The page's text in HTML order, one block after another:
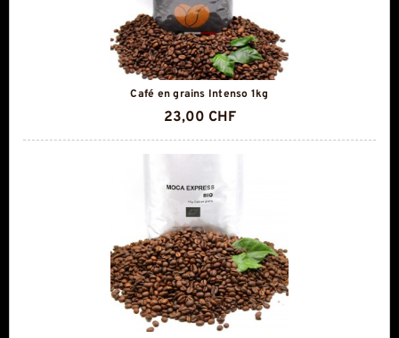
Café en grains Intenso 1kg
23,00 CHF